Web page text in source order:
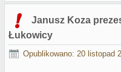
Janusz Koza
Łukowicy
Opublikowano: 20 listopad